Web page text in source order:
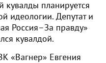
планируется
идеологии. Депутат и
Россия–За правду»
кувалдой.
«Вагнер» Евгения